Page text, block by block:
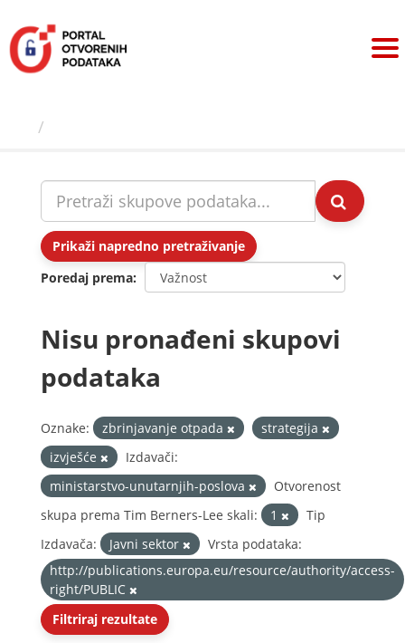
sadržaj
Prikaži napredno pretraživanje
Poredaj prema
Nisu pronađeni skupovi
podataka
Oznake: zbrinjavanje otpada
strategija
izvješće
Izdavači:
ministarstvo-unutarnjih-poslova
Otvorenost
skupa prema Tim Berners-Lee skali:
1
Tip
Izdavača:
Javni sektor
Vrsta podataka:
http://publications.europa.eu/resource/authority/access-
right/PUBLIC
Filtriraj rezultate